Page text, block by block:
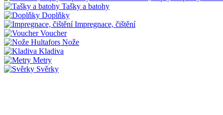
Tašky a batohy
Doplňky
Impregnace, čištění
Voucher
Nože
Kladiva
Metry
Svěrky